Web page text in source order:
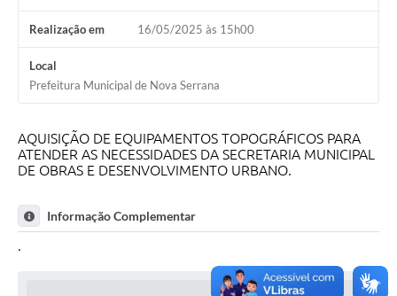
Realização em 16/05/2025 às 15h00
Local
Prefeitura Municipal de Nova Serrana
AQUISIÇÃO DE EQUIPAMENTOS TOPOGRÁFICOS PARA
ATENDER AS NECESSIDADES DA SECRETARIA MUNICIPAL
DE OBRAS E DESENVOLVIMENTO URBANO.
Informação Complementar
.